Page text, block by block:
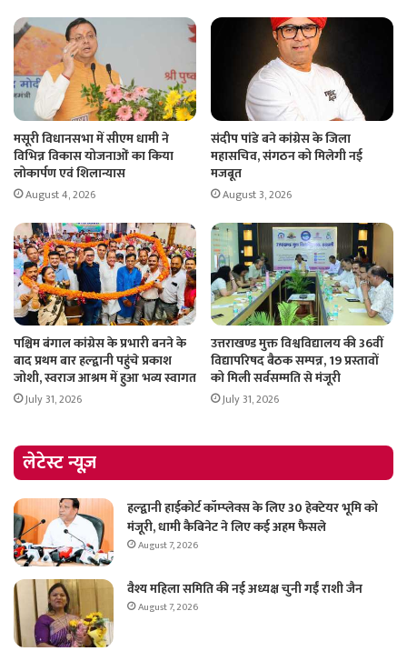
मसूरी विधानसभा में सीएम धामी ने
विभिन्न विकास योजनाओं का किया
लोकार्पण एवं शिलान्यास
August 4, 2026
संदीप पांडे बने कांग्रेस के जिला
महासचिव, संगठन को मिलेगी नई
मजबूत
August 3, 2026
पश्चिम बंगाल कांग्रेस के प्रभारी बनने के
बाद प्रथम बार हल्द्वानी पहुंचे प्रकाश
जोशी, स्वराज आश्रम में हुआ भव्य स्वागत
July 31, 2026
उत्तराखण्ड मुक्त विश्वविद्यालय की 36वीं
विद्यापरिषद बैठक सम्पन्न, 19 प्रस्तावों
को मिली सर्वसम्मति से मंजूरी
July 31, 2026
लेटेस्ट न्यूज़
हल्द्वानी हाईकोर्ट कॉम्प्लेक्स के लिए 30 हेक्टेयर भूमि को
मंजूरी, धामी कैबिनेट ने लिए कई अहम फैसले
August 7, 2026
वैश्य महिला समिति की नई अध्यक्ष चुनी गईं राशी जैन
August 7, 2026